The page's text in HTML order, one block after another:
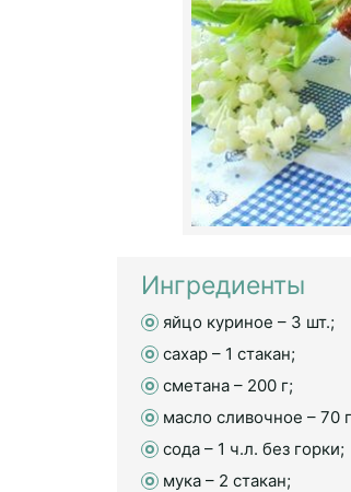
Ингредиенты
яйцо куриное – 3 шт.;
сахар – 1 стакан;
сметана – 200 г;
масло сливочное – 70
сода – 1 ч.л. без горки;
мука – 2 стакан;